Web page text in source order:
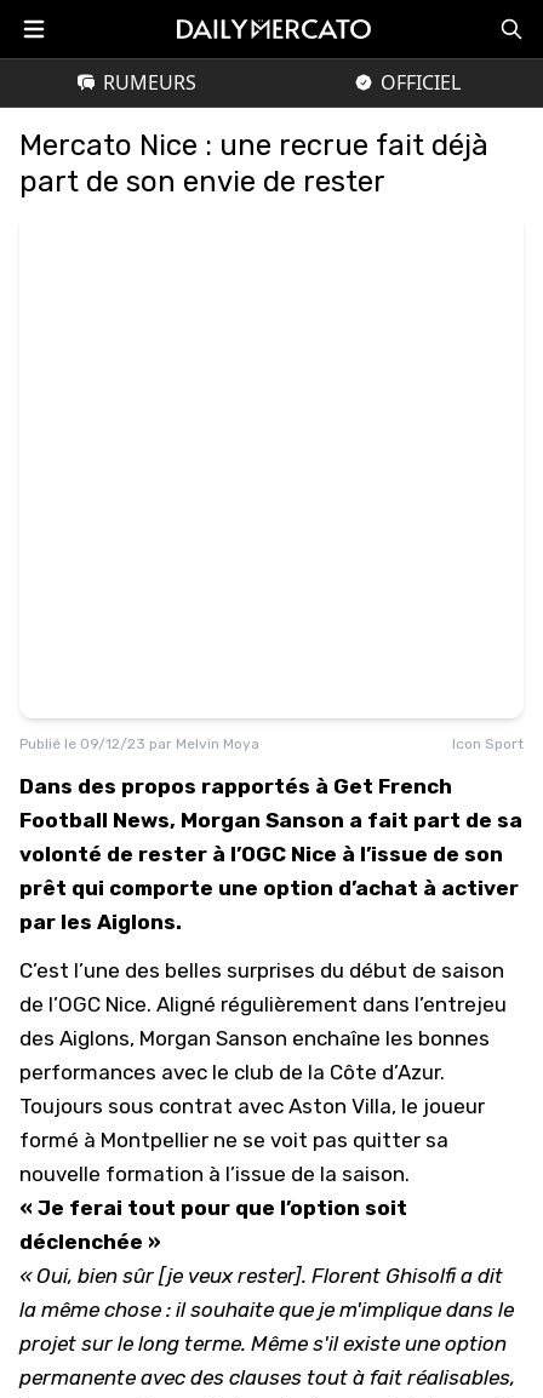
RUMEURS OFFICIEL
Mercato Nice : une recrue fait déjà
part de son envie de rester
Publié le 09/12/23 par Melvin Moya Icon Sport
Dans des propos rapportés à Get French
Football News, Morgan Sanson a fait part de sa
volonté de rester à l’OGC Nice à l’issue de son
prêt qui comporte une option d’achat à activer
par les Aiglons.
C’est l’une des belles surprises du début de saison
de l’OGC Nice. Aligné régulièrement dans l’entrejeu
des Aiglons, Morgan Sanson enchaîne les bonnes
performances avec le club de la Côte d’Azur.
Toujours sous contrat avec Aston Villa, le joueur
formé à Montpellier ne se voit pas quitter sa
nouvelle formation à l’issue de la saison.
« Je ferai tout pour que l’option soit
déclenchée »
« Oui, bien sûr [je veux rester]. Florent Ghisolfi a dit
la même chose : il souhaite que je m'implique dans le
projet sur le long terme. Même s'il existe une option
permanente avec des clauses tout à fait réalisables,